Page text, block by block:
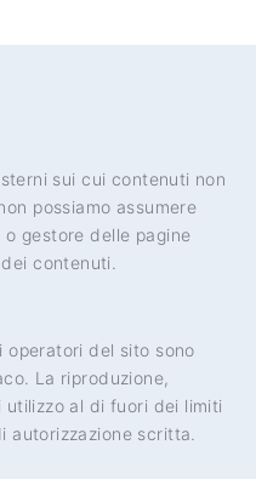
sui cui contenuti non
possiamo assumere
gestore delle pagine
contenuti.
del sito sono
La riproduzione,
al di fuori dei limiti
autorizzazione scritta.